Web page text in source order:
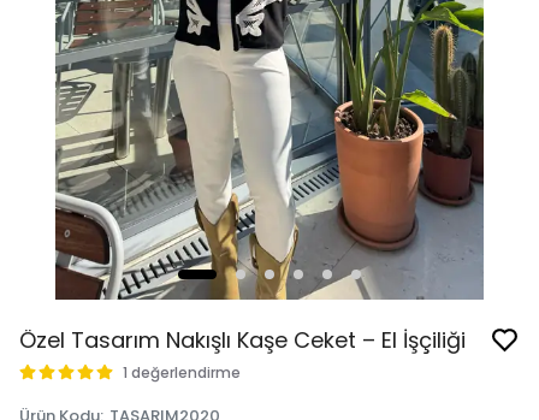
Özel Tasarım Nakışlı Kaşe Ceket – El İşçiliği
1 değerlendirme